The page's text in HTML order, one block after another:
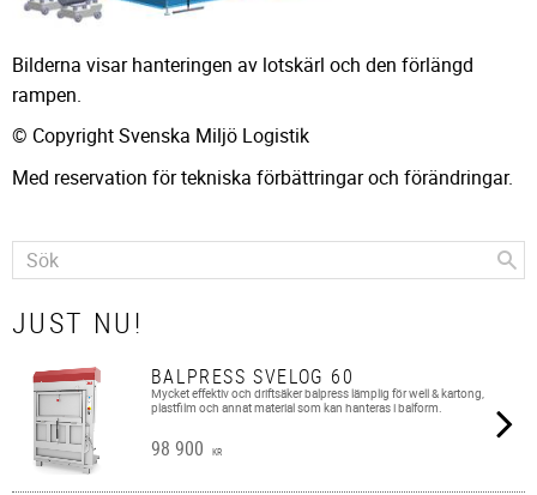
Bilderna visar hanteringen av lotskärl och den förlängd
rampen.
© Copyright Svenska Miljö Logistik
Med reservation för tekniska förbättringar och förändringar.
JUST NU!
BALPRESS SVELOG 60
Mycket effektiv och driftsäker balpress lämplig för well & kartong,
plastfilm och annat material som kan hanteras i balform.
98 900 KR